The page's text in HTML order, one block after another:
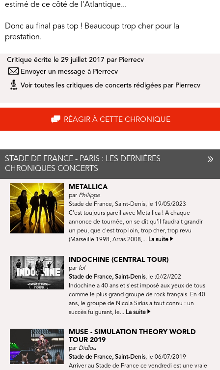
estimé de ce côté de l'Atlantique...
Donc au final pas top ! Beaucoup trop cher pour la
prestation.
Critique écrite le 29 juillet 2017 par Pierrecv
Envoyer un message à Pierrecv
Voir toutes les critiques de concerts rédigées par Pierrecv
RÉAGIR À CETTE CHRONIQUE
STADE DE FRANCE - PARIS : LES DERNIÈRES
CHRONIQUES CONCERTS
METALLICA
par Philippe
Stade de France, Saint-Denis, le 19/05/2023
C'est toujours pareil avec Metallica ! A chaque
annonce de tournée, on se dit qu'il faudrait grandir
un peu, que c'est trop loin, trop cher, trop revu
(Marseille 1998, Arras 2008,... La suite
INDOCHINE (CENTRAL TOUR)
par lol
Stade de France, Saint-Denis, le :0//2//202
Indochine a 40 ans et s'est imposé aux yeux de tous
comme le plus grand groupe de rock français. En 40
ans, le groupe de Nicola Sirkis a tout connu : un
succès fulgurant, le... La suite
MUSE - SIMULATION THEORY WORLD
TOUR 2019
par Didlou
Stade de France, Saint-Denis, le 06/07/2019
Arriver au Stade de France ce vendredi est une vraie